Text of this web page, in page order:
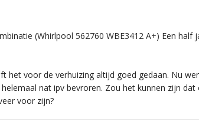
(Whirlpool 562760 WBE3412 A+) Een
het voor de verhuizing altijd goed gedaan. Nu
nat ipv bevroren. Zou het kunnen zijn
voor zijn?